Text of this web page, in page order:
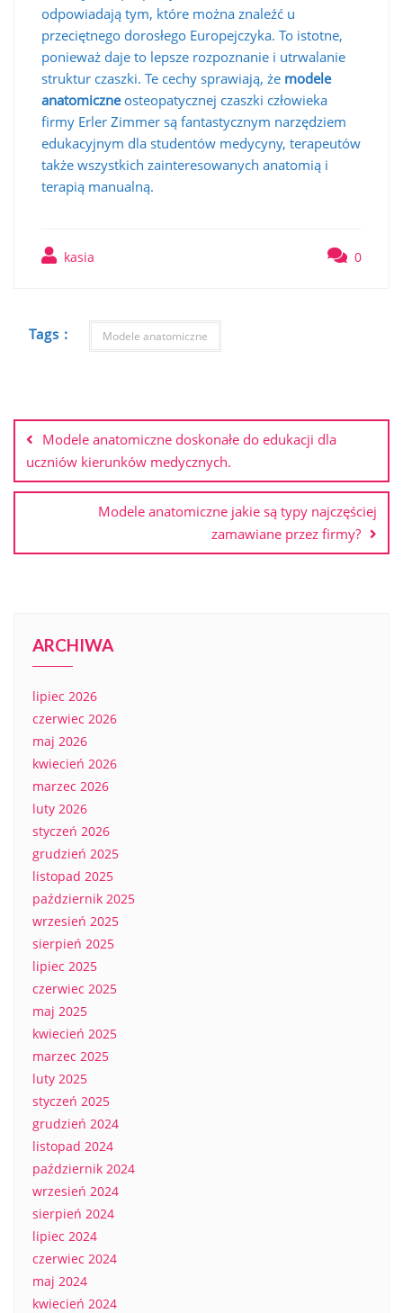
odpowiadają tym, które można znaleźć u
przeciętnego dorosłego Europejczyka. To istotne,
ponieważ daje to lepsze rozpoznanie i utrwalanie
struktur czaszki. Te cechy sprawiają, że modele
anatomiczneosteopatycznej czaszki człowieka
firmy Erler Zimmer są fantastycznym narzędziem
edukacyjnym dla studentów medycyny, terapeutów
także wszystkich zainteresowanych anatomią i
terapią manualną.
kasia 0
Tags : Modele anatomiczne
wpisuModele anatomiczne doskonałe do edukacji dla
uczniów kierunków medycznych.
Modele anatomiczne jakie są typy najczęściej
zamawiane przez firmy?
ARCHIWA
lipiec 2026
czerwiec 2026
maj 2026
kwiecień 2026
marzec 2026
luty 2026
styczeń 2026
grudzień 2025
listopad 2025
październik 2025
wrzesień 2025
sierpień 2025
lipiec 2025
czerwiec 2025
maj 2025
kwiecień 2025
marzec 2025
luty 2025
styczeń 2025
grudzień 2024
listopad 2024
październik 2024
wrzesień 2024
sierpień 2024
lipiec 2024
czerwiec 2024
maj 2024
kwiecień 2024